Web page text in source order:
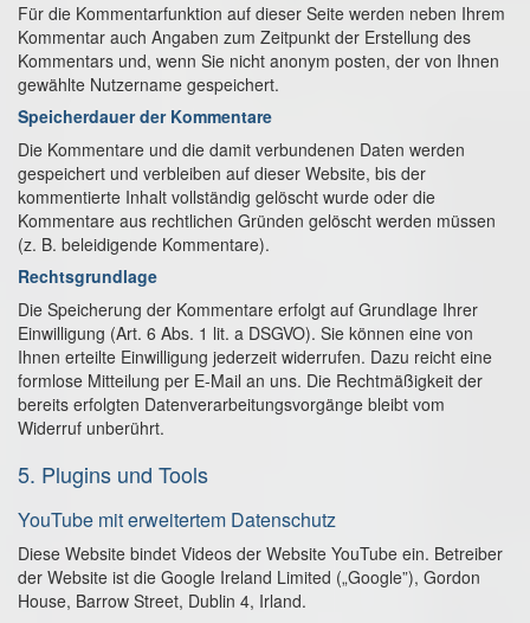
Für die Kommentarfunktion auf dieser Seite werden neben Ihrem
Kommentar auch Angaben zum Zeitpunkt der Erstellung des
Kommentars und, wenn Sie nicht anonym posten, der von Ihnen
gewählte Nutzername gespeichert.
Speicherdauer der Kommentare
Die Kommentare und die damit verbundenen Daten werden
gespeichert und verbleiben auf dieser Website, bis der
kommentierte Inhalt vollständig gelöscht wurde oder die
Kommentare aus rechtlichen Gründen gelöscht werden müssen
(z. B. beleidigende Kommentare).
Rechtsgrundlage
Die Speicherung der Kommentare erfolgt auf Grundlage Ihrer
Einwilligung (Art. 6 Abs. 1 lit. a DSGVO). Sie können eine von
Ihnen erteilte Einwilligung jederzeit widerrufen. Dazu reicht eine
formlose Mitteilung per E-Mail an uns. Die Rechtmäßigkeit der
bereits erfolgten Datenverarbeitungsvorgänge bleibt vom
Widerruf unberührt.
5. Plugins und Tools
YouTube mit erweitertem Datenschutz
Diese Website bindet Videos der Website YouTube ein. Betreiber
der Website ist die Google Ireland Limited („Google”), Gordon
House, Barrow Street, Dublin 4, Irland.